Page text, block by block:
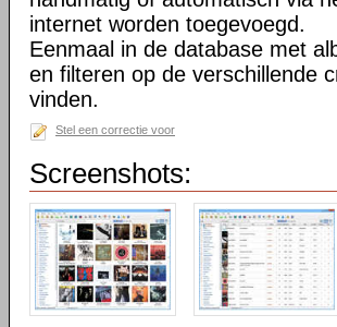
internet worden toegevoegd.
Eenmaal in de database met
en filteren op de verschillende
vinden.
Stel een correctie voor
Screenshots: